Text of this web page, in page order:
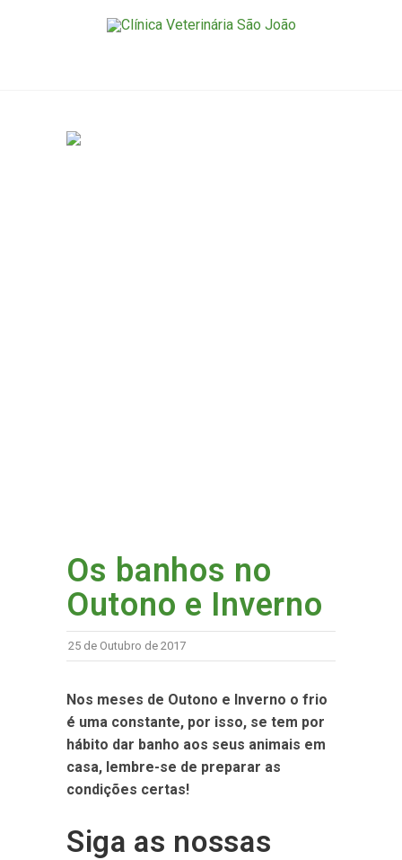
Os banhos no
Outono e Inverno
25 de Outubro de 2017
Nos meses de Outono e Inverno o frio
é uma constante, por isso, se tem por
hábito dar banho aos seus animais em
casa, lembre-se de preparar as
condições certas!
Siga as nossas